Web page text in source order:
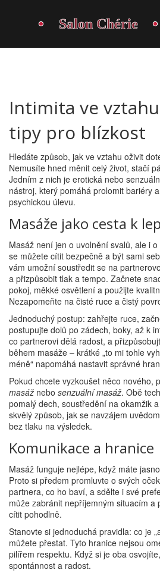
Intimita ve
tipy pro blízkost
Hledáte způsob, jak ve vztahu oživit
Nemusíte hned měnit celý život, stačí
Jedním z nich je erotická nebo
nástroj, který pomáhá prolomit bariéry
psychickou úlevu.
Masáže jako cesta k
Masáž není jen o uvolnění svalů, ale i
se můžete cítit bezpečně a být sami
vám umožní soustředit se na
a přizpůsobit tlak a tempo. Začnete
pokoj, měkké osvětlení a použijte
Nezapomeňte na čisté ruce a čistý
Jednoduchý postup: zahřejte ruce,
postupujte dolů po zádech, boky, až k
co partnerovi dělá radost, a
během masáže – krátké „to mi tohle
méně“ napomáhá nastavit správné
Pokud chcete vyzkoušet něco nového,
masáž nebo senzuální masáž. Obě
pomalý dech, soustředění na okamžik
skvělý způsob, jak se navzájem
bez tlaku na výsledek.
Komunikace a hranice
Masáž funguje nejlépe, když máte
Proto si předem promluvte o svých
partnera, co ho baví, a sdělte i své
může zabránit nepříjemným situacím a
cítit pohodlně.
Stanovte si jednoduchá pravidla: co je
můžete přestat. Tyto hranice nejsou
pilířem respektu. Když si je oba
spontánnost a radost.